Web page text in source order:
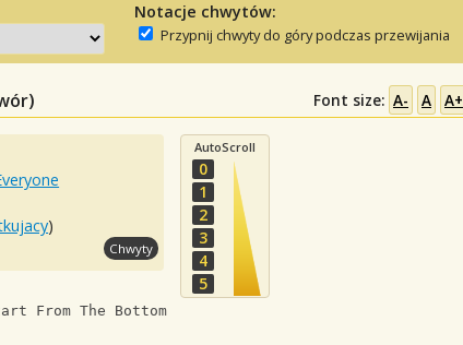
Notacje chwytów:
Przypnij chwyty do góry podczas przewijania
Font size: A- A A+
)
Chwyty
AutoScroll
0
1
2
3
4
5
From The Bottom